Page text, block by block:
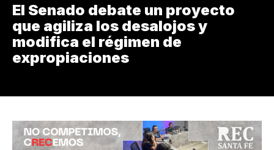
El Senado debate un proyecto
que agiliza los desalojos y
modifica el régimen de
expropiaciones